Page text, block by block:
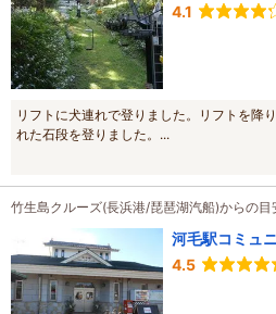
4.1
リフトに犬連れで登りました。リフトを降
れた石段を登りました。...
竹生島クルーズ(長浜港/琵琶湖汽船)からの目
河毛駅コミュ
4.5